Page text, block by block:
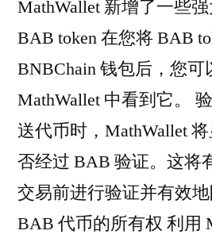
MathWallet 新增了一些
BAB token 在您将 BAB
BNBChain 钱包后，您可
MathWallet 中看到它。
送代币时，MathWallet
否经过 BAB 验证。这将
交易前进行验证并有效
BAB 代币的所有权 利用